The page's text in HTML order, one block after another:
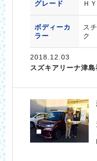
グレード Ｈ
ボディーカ
ラー
ス
ク
2018.12.03
スズキアリーナ津島